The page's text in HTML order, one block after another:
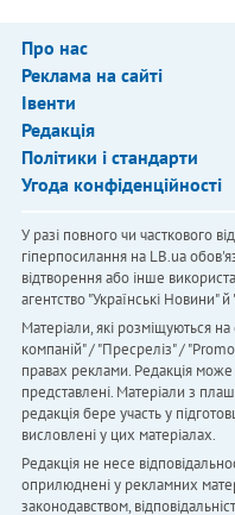
Про нас
Реклама на сайті
Івенти
Редакція
Політики і стандарти
Угода конфіденційності
У разі повного чи часткового
гіперпосилання на LB.ua
відтворення або інше
агентство "Українськi Новини"
Матеріали, які розміщуються
компаній" / "Пресреліз" /
правах реклами. Редакція може
представлені. Матеріали з
редакція бере участь у
висловлені у цих матеріалах.
Редакція не несе
оприлюднені у рекламних
законодавством,